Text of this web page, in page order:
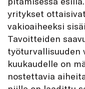
yritykset
vakioaiheeksi
Tavoitteiden
työturvallisuuden
kuukaudelle on
nostettavia